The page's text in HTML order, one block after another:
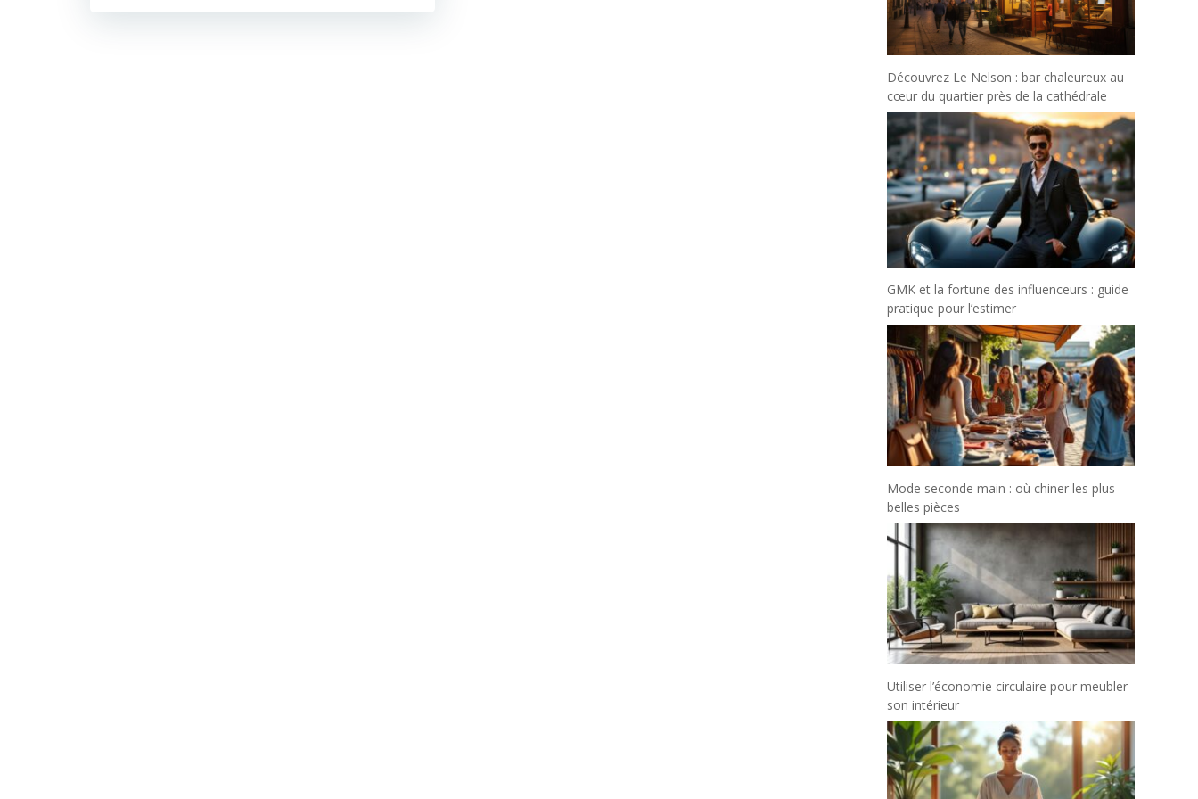
Découvrez Le Nelson : bar chaleureux au
cœur du quartier près de la cathédrale
GMK et la fortune des influenceurs : guide
pratique pour l’estimer
Mode seconde main : où chiner les plus
belles pièces
Utiliser l’économie circulaire pour meubler
son intérieur